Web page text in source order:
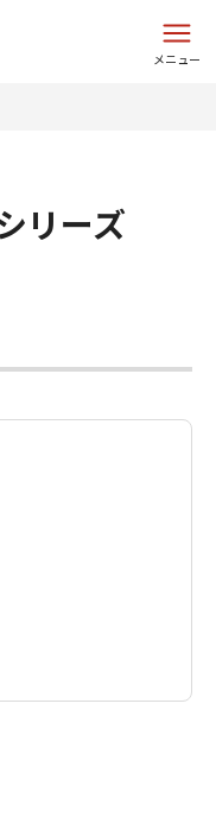
メニュー
リーズ